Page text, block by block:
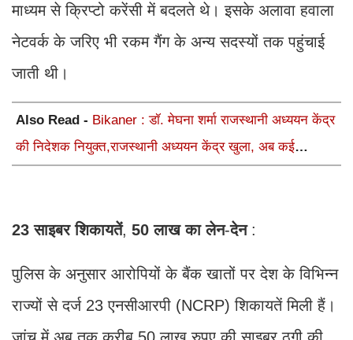
माध्यम से क्रिप्टो करेंसी में बदलते थे। इसके अलावा हवाला
नेटवर्क के जरिए भी रकम गैंग के अन्य सदस्यों तक पहुंचाई
जाती थी।
Also Read - Bikaner : डॉ. मेघना शर्मा राजस्थानी अध्ययन केंद्र
की निदेशक नियुक्त,राजस्थानी अध्ययन केंद्र खुला, अब कई
23 साइबर शिकायतें, 50 लाख का लेन-देन:
पुलिस के अनुसार आरोपियों के बैंक खातों पर देश के विभिन्न
राज्यों से दर्ज 23 एनसीआरपी (NCRP) शिकायतें मिली हैं।